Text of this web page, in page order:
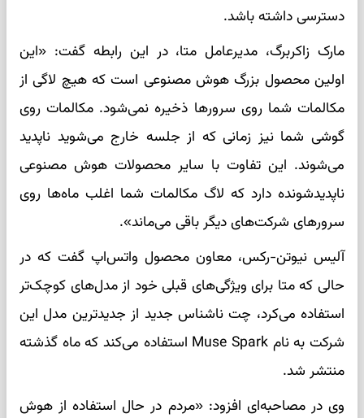
دسترسی داشته باشد.
مارک زاکربرگ، مدیرعامل متا، در این رابطه گفت: «این
اولین محصول بزرگ هوش مصنوعی است که هیچ لاگی از
مکالمات شما روی سرورها ذخیره نمی‌شود. مکالمات روی
گوشی شما نیز زمانی که از جلسه خارج می‌شوید ناپدید
می‌شوند. این تفاوت با سایر محصولات هوش مصنوعی
ناپدیدشونده دارد که لاگ مکالمات شما اغلب ماه‌ها روی
سرورهای شرکت‌های دیگر باقی می‌ماند».
آلیس نیوتن-رکس، معاون محصول واتس‌اپ گفت که در
حالی که متا برای ویژگی‌های قبلی خود از مدل‌های کوچک‌تر
استفاده می‌کرد، چت ناشناس جدید از جدیدترین مدل این
شرکت به نام Muse Spark استفاده می‌کند که ماه گذشته
منتشر شد.
وی در مصاحبه‌ای افزود: «مردم در حال استفاده از هوش